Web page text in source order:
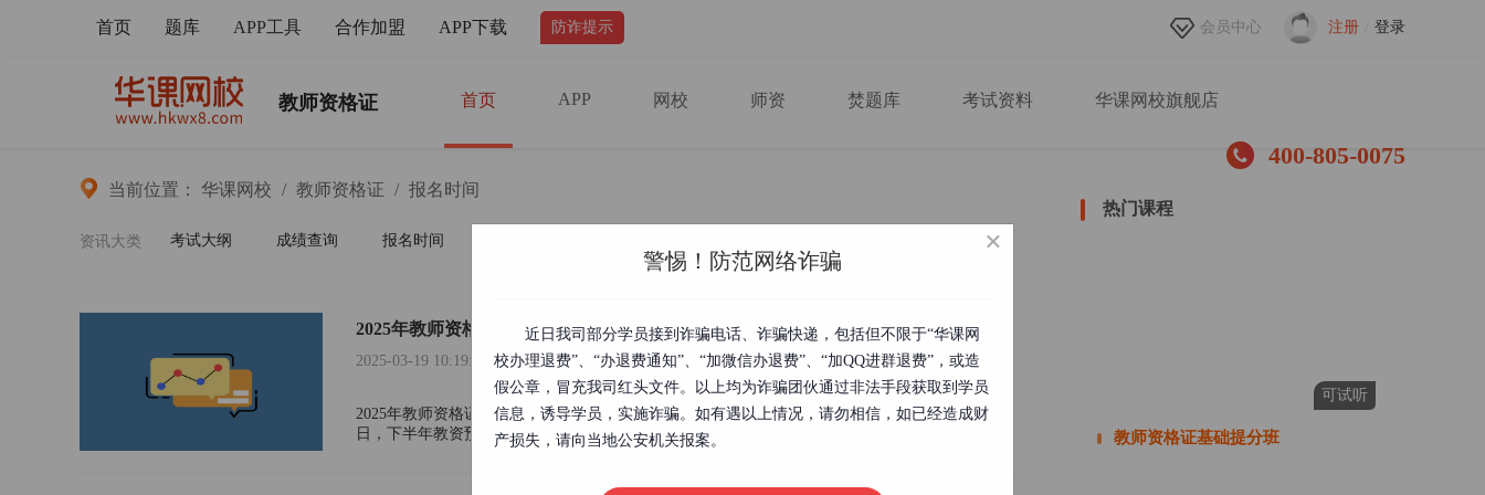
首页 题库 APP工具 合作加盟 APP下载 防诈提示 会员中心 注册 登录
教师资格证 首页 APP 网校 师资 焚题库 考试资料 华课网校旗舰店
400-805-0075
当前位置： 华课网校 / 教师资格证 / 报名时间
资讯大类 考试大纲 成绩查询 报名时间
2025年教师资格证报名时间
2025-03-19 10:19:52
2025年教师资格证上半年报名时间从1月7日开始，截止时间各地是不同的，考试时间是在3月8
日，下半年教资预计7月4日左右报名，9月13日考试。2025教师资格证报名流程步骤1、登录注
热门课程
可试听
教师资格证基础提分班
×
警惕！防范网络诈骗
近日我司部分学员接到诈骗电话、诈骗快递，包括但不限于“华课网
校办理退费”、“办退费通知”、“加微信办退费”、“加QQ进群退费”，或造
假公章，冒充我司红头文件。以上均为诈骗团伙通过非法手段获取到学员
信息，诱导学员，实施诈骗。如有遇以上情况，请勿相信，如已经造成财
产损失，请向当地公安机关报案。